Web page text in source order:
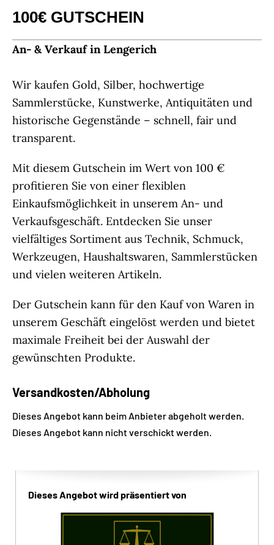
100€ GUTSCHEIN
An- & Verkauf in Lengerich
Wir kaufen Gold, Silber, hochwertige
Sammlerstücke, Kunstwerke, Antiquitäten und
historische Gegenstände – schnell, fair und
transparent.
Mit diesem Gutschein im Wert von 100 €
profitieren Sie von einer flexiblen
Einkaufsmöglichkeit in unserem An- und
Verkaufsgeschäft. Entdecken Sie unser
vielfältiges Sortiment aus Technik, Schmuck,
Werkzeugen, Haushaltswaren, Sammlerstücken
und vielen weiteren Artikeln.
Der Gutschein kann für den Kauf von Waren in
unserem Geschäft eingelöst werden und bietet
maximale Freiheit bei der Auswahl der
gewünschten Produkte.
Versandkosten/Abholung
Dieses Angebot kann beim Anbieter abgeholt werden.
Dieses Angebot kann nicht verschickt werden.
Dieses Angebot wird präsentiert von